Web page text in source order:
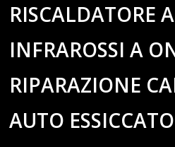
RISCALDATORE A
INFRAROSSI A
RIPARAZIONE
AUTO